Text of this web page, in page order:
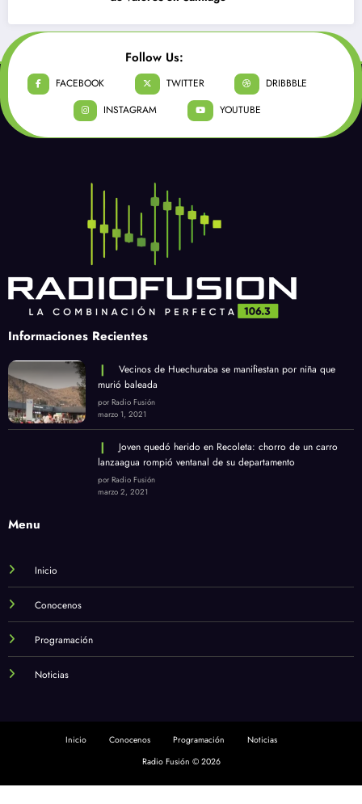
Follow Us:
FACEBOOK TWITTER
DRIBBBLE
INSTAGRAM
YOUTUBE
Informaciones Recientes
Vecinos de Huechuraba se manifiestan por niña que
murió baleada
por Radio Fusión
marzo 1, 2021
Joven quedó herido en Recoleta: chorro de un carro
lanzaagua rompió ventanal de su departamento
por Radio Fusión
marzo 2, 2021
Menu
Inicio
Conocenos
Programación
Noticias
Inicio Conocenos Programación
Noticias
Radio Fusión © 2026